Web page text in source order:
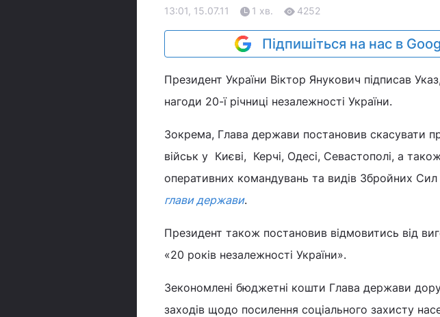
13:01, 15.07.11 1 хв. 4252
Підпишіться на нас в
Президент України Віктор Янукович підписав
нагоди 20-ї річниці незалежності України.
Зокрема, Глава держави постановив скасувати
військ у Києві, Керчі, Одесі, Севастополі, а
оперативних командувань та видів Збройних Сил
глави держави.
Президент також постановив відмовитись від
«20 років незалежності України».
Зекономлені бюджетні кошти Глава держави
заходів щодо посилення соціального захисту